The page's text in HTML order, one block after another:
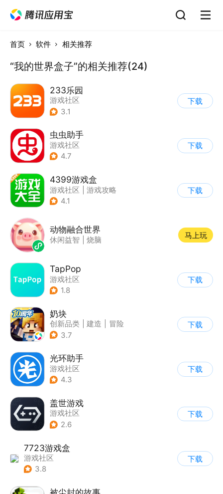
首页 软件 相关推荐
“我的世界盒子”的相关推荐(24)
233乐园
游戏社区
3.1
下载
虫虫助手
游戏社区
4.7
下载
4399游戏盒
游戏社区
游戏攻略
4.1
下载
动物融合世界
休闲益智 烧脑
马上玩
TapPop
游戏社区
1.8
下载
奶块
创新品类 建造
冒险
| 开放世界
3.7
下载
光环助手
游戏社区
4.3
下载
盖世游戏
游戏社区
2.6
下载
7723游戏盒
游戏社区
3.8
下载